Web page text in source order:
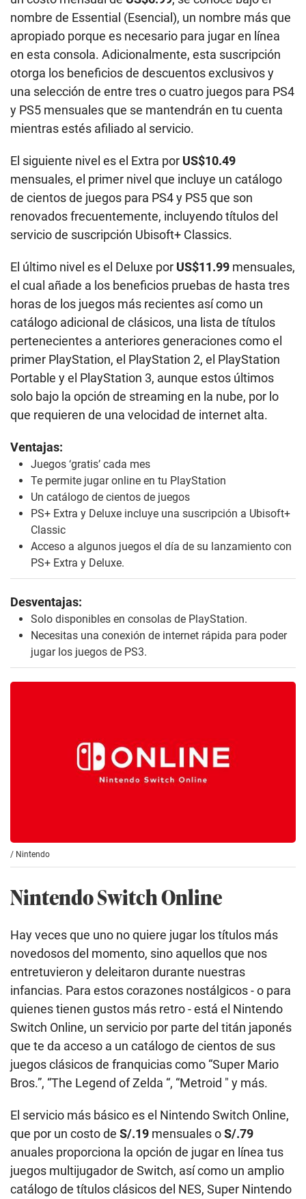
nombre de Essential (Esencial), un nombre más que
apropiado porque es necesario para jugar en línea
en esta consola. Adicionalmente, esta suscripción
otorga los beneficios de descuentos exclusivos y
una selección de entre tres o cuatro juegos para PS4
y PS5 mensuales que se mantendrán en tu cuenta
mientras estés afiliado al servicio.
El siguiente nivel es el Extra por US$10.49
mensuales, el primer nivel que incluye un catálogo
de cientos de juegos para PS4 y PS5 que son
renovados frecuentemente, incluyendo títulos del
servicio de suscripción Ubisoft+ Classics.
El último nivel es el Deluxe por US$11.99 mensuales,
el cual añade a los beneficios pruebas de hasta tres
horas de los juegos más recientes así como un
catálogo adicional de clásicos, una lista de títulos
pertenecientes a anteriores generaciones como el
primer PlayStation, el PlayStation 2, el PlayStation
Portable y el PlayStation 3, aunque estos últimos
solo bajo la opción de streaming en la nube, por lo
que requieren de una velocidad de internet alta.
Ventajas:
Juegos ‘gratis’ cada mes
Te permite jugar online en tu PlayStation
Un catálogo de cientos de juegos
PS+ Extra y Deluxe incluye una suscripción a Ubisoft+
Classic
Acceso a algunos juegos el día de su lanzamiento con
PS+ Extra y Deluxe.
Desventajas:
Solo disponibles en consolas de PlayStation.
Necesitas una conexión de internet rápida para poder
jugar los juegos de PS3.
/ Nintendo
Nintendo Switch Online
Hay veces que uno no quiere jugar los títulos más
novedosos del momento, sino aquellos que nos
entretuvieron y deleitaron durante nuestras
infancias. Para estos corazones nostálgicos - o para
quienes tienen gustos más retro - está el Nintendo
Switch Online, un servicio por parte del titán japonés
que te da acceso a un catálogo de cientos de sus
juegos clásicos de franquicias como “Super Mario
Bros.”, “The Legend of Zelda “, “Metroid " y más.
El servicio más básico es el Nintendo Switch Online,
que por un costo de S/.19 mensuales oS/.79
anuales proporciona la opción de jugar en línea tus
juegos multijugador de Switch, así como un amplio
catálogo de títulos clásicos del NES, Super Nintendo